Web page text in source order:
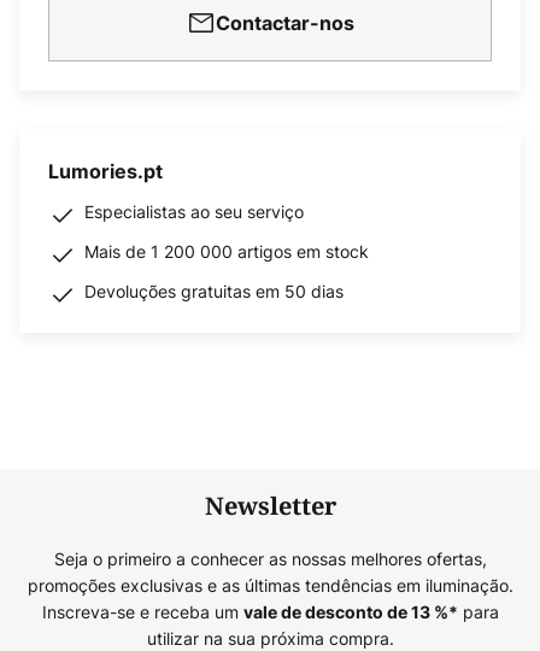
Contactar-nos
Lumories.pt
Especialistas ao seu serviço
Mais de 1 200 000 artigos em stock
Devoluções gratuitas em 50 dias
Newsletter
Seja o primeiro a conhecer as nossas melhores ofertas,
promoções exclusivas e as últimas tendências em iluminação.
Inscreva-se e receba um vale de desconto de13%* para
utilizar na sua próxima compra.